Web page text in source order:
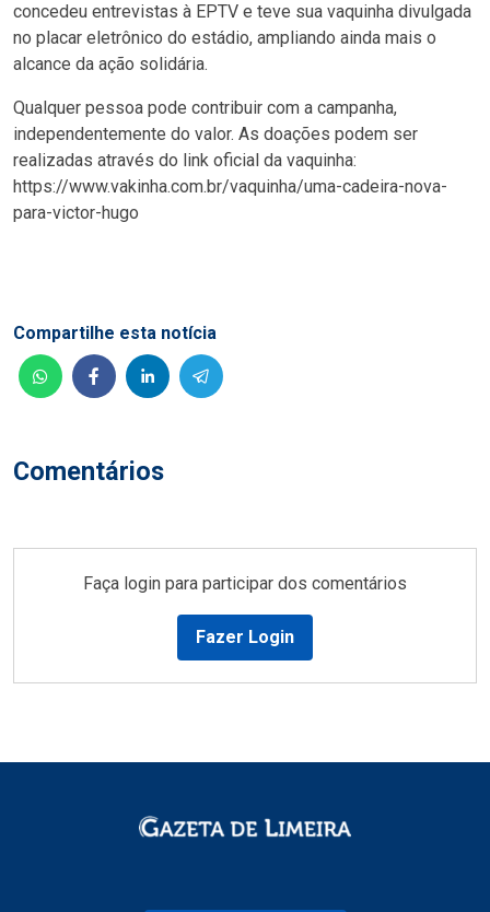
concedeu entrevistas à EPTV e teve sua vaquinha divulgada
no placar eletrônico do estádio, ampliando ainda mais o
alcance da ação solidária.
Qualquer pessoa pode contribuir com a campanha,
independentemente do valor. As doações podem ser
realizadas através do link oficial da vaquinha:
https://www.vakinha.com.br/vaquinha/uma-cadeira-nova-
para-victor-hugo
Comentários
Compartilhe esta notícia
Faça login para participar dos comentários
Fazer Login